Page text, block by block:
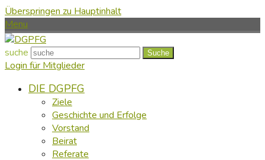
Überspringen zu Hauptinhalt
Menu
suche Suche
Login für Mitglieder
DIE DGPFG
Ziele
Geschichte und Erfolge
Vorstand
Beirat
Referate